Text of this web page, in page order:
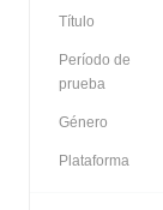
Título
Período de
prueba
Género
Plataforma